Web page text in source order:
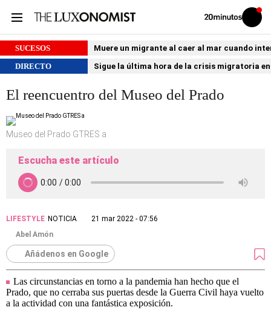
Volver
Iniciar
sesión
SUCESOS
Muere un migrante al caer al mar cuando
DIRECTO
Sigue la última hora de la crisis migratoria
El reencuentro del Museo del Prado
Museo del Prado GTRES a
Escucha este artículo
LIFESTYLE NOTICIA
21 mar 2022 - 07:56
Abel Amón
Añádenos en Google
Las circunstancias en torno a la pandemia han hecho que el
Prado, que no cerraba sus puertas desde la Guerra Civil haya vuelto
a la actividad con una fantástica exposición.